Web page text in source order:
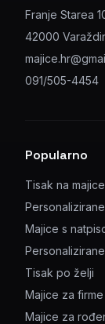
Franje Starea
42000
091/505-4454
Popularno
Tisak na majice
Majice s
Tisak po želji
Majice za firme
Majice za